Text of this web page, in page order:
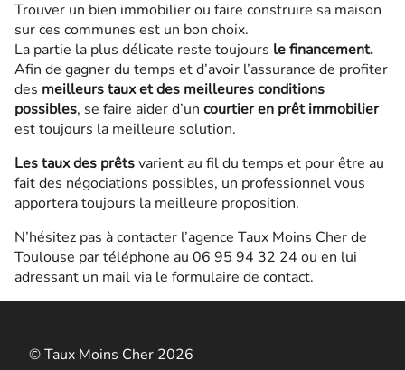
Trouver un bien immobilier ou faire construire sa maison
sur ces communes est un bon choix.
La partie la plus délicate reste toujours le financement.
Afin de gagner du temps et d’avoir l’assurance de profiter
des meilleurs taux et des meilleures conditions
possibles, se faire aider d’un courtier en prêt immobilier
est toujours la meilleure solution.
Les taux des prêtsvarient au fil du temps et pour être au
fait des négociations possibles, un professionnel vous
apportera toujours la meilleure proposition.
N’hésitez pas à contacter l’agence Taux Moins Cher de
Toulouse par téléphone au 06 95 94 32 24 ou en lui
adressant un mail via le formulaire de contact.
© Taux Moins Cher 2026